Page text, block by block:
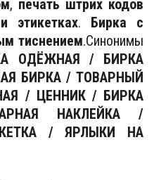
, печать штрих кодов
этикетках. Бирка с
тиснением.Синонимы
ОДЁЖНАЯ / БИРКА
БИРКА / ТОВАРНЫЙ
/ ЦЕННИК / БИРКА
НАКЛЕЙКА /
/ ЯРЛЫКИ НА